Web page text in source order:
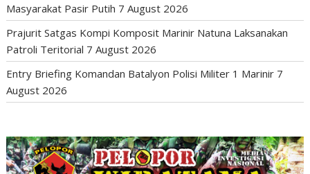
Masyarakat Pasir Putih 7 August 2026
Prajurit Satgas Kompi Komposit Marinir Natuna Laksanakan
Patroli Teritorial 7 August 2026
Entry Briefing Komandan Batalyon Polisi Militer 1 Marinir 7
August 2026